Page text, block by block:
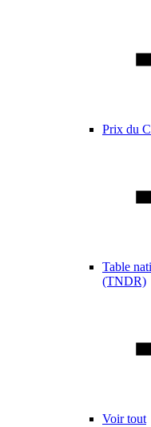
Prix du
Table
(TNDR)
Voir tout